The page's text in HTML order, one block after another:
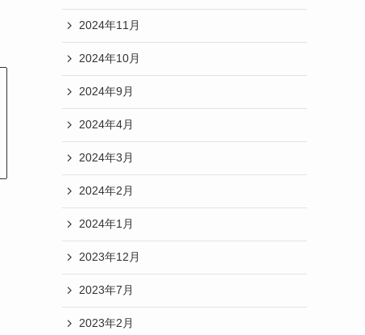
2024年11月
2024年10月
2024年9月
2024年4月
2024年3月
2024年2月
2024年1月
2023年12月
2023年7月
2023年2月